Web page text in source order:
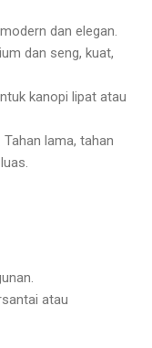
dan elegan.
dan seng, kuat,
kanopi lipat atau
: Tahan lama, tahan
atau